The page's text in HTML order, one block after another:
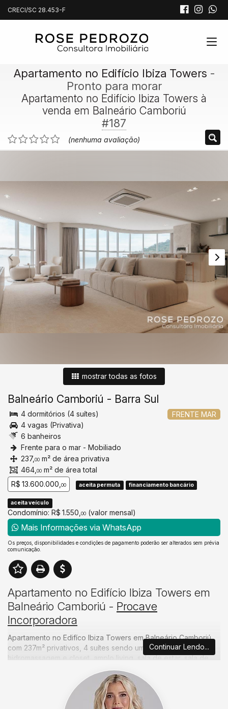
CRECI/SC 28.453-F
Apartamento no Edifício Ibiza Towers -
Pronto para morar
Apartamento no Edifício Ibiza Towers à
venda em Balneário Camboriú
#187
(nenhuma avaliação)
mostrar todas as fotos
Balneário Camboriú - Barra Sul
FRENTE MAR
4 dormitórios (4 suítes)
4 vagas (Privativa)
6 banheiros
Frente para o mar - Mobiliado
237, 00 m² de área privativa
464, 00 m² de área total
R$ 13.600.000, 00 aceita permuta financiamento bancário
aceita veículo
Condomínio: R$ 1.550, 00 (valor mensal)
Mais Informações via WhatsApp
Os preços, disponibilidades e condições de pagamento poderão ser alterados sem prévia
comunicação.
Apartamento no Edifício Ibiza Towers em
Balneário Camboriú - Procave
Incorporadora
Apartamento no Edifíco Ibiza Towers em Balneário Camboriú
com 237m² privativos, 4 suítes sendo uma master com
hidromassagem e closet, amplo living, sala de estar, sala de
serviço, lavabo, dependência e 4 vagas de garagem.
Vista privilegiada com toda a comodidade das áreas comuns
pertencentes ao Edifício Ibiza Towers, com piscina coberta,
Continuar Lendo...